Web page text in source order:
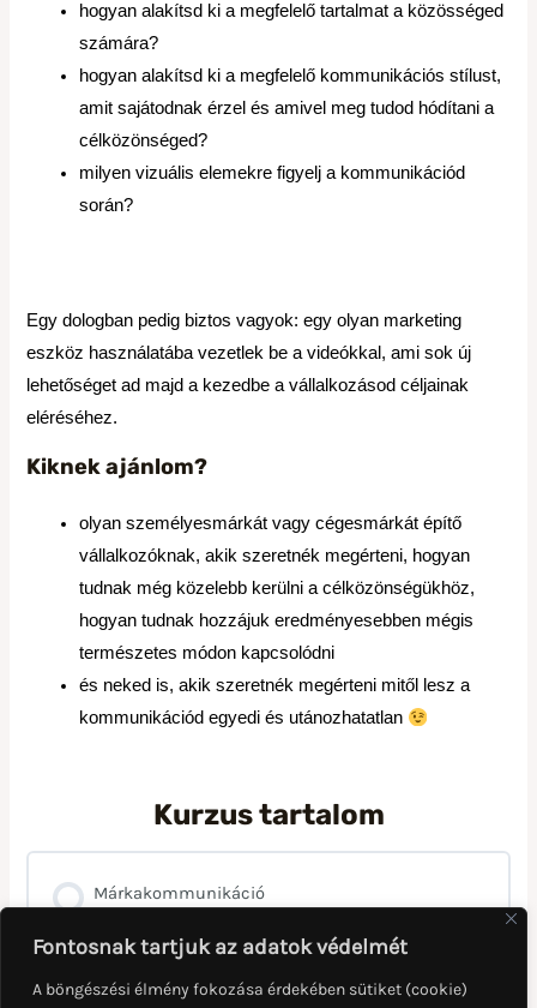
Fontosnak tartjuk az adatok védelmét
A böngészési élmény fokozása érdekében sütiket (cookie)
hogyan alakítsd ki a megfelelő tartalmat a közösséged
számára?
hogyan alakítsd ki a megfelelő kommunikációs stílust,
amit sajátodnak érzel és amivel meg tudod hódítani a
célközönséged?
milyen vizuális elemekre figyelj a kommunikációd
során?
Egy dologban pedig biztos vagyok: egy olyan marketing
eszköz használatába vezetlek be a videókkal, ami sok új
lehetőséget ad majd a kezedbe a vállalkozásod céljainak
eléréséhez.
Kiknek ajánlom?
olyan személyesmárkát vagy cégesmárkát építő
vállalkozóknak, akik szeretnék megérteni, hogyan
tudnak még közelebb kerülni a célközönségükhöz,
hogyan tudnak hozzájuk eredményesebben mégis
természetes módon kapcsolódni
és neked is, akik szeretnék megérteni mitől lesz a
kommunikációd egyedi és utánozhatatlan
Kurzus tartalom
Márkakommunikáció